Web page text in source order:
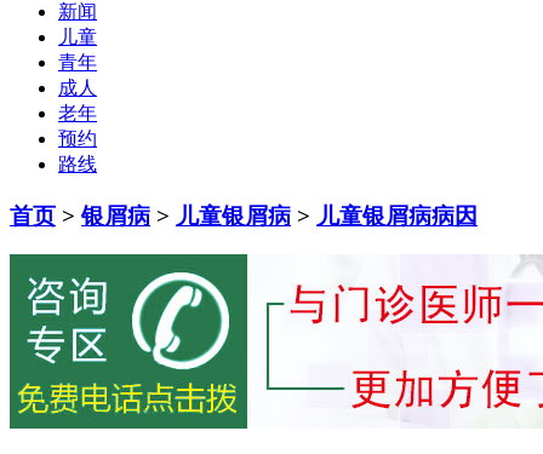
新闻
儿童
青年
成人
老年
预约
路线
首页 >银屑病 > 儿童银屑病 > 儿童银屑病病因